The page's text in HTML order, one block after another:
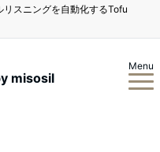
スニングを自動化するTofu
misosil
Menu